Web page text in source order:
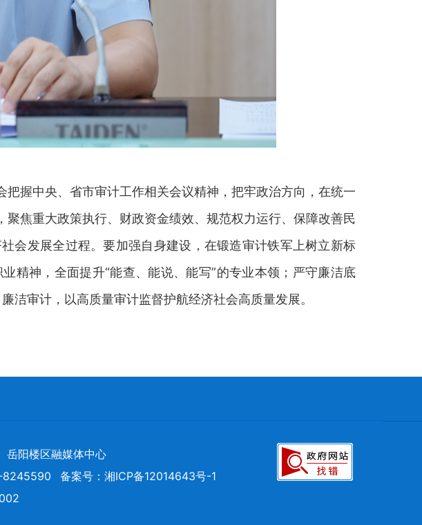
握中央、省市审计工作相关会议精神，把牢政治方向，在统一
焦重大政策执行、财政资金绩效、规范权力运行、保障改善民
会发展全过程。要加强自身建设，在锻造审计铁军上树立新标
精神，全面提升“能查、能说、能写”的专业本领；严守廉洁底
洁审计，以高质量审计监督护航经济社会高质量发展。
岳阳楼区融媒体中心
8245590
备案号： 湘ICP备12014643号-1